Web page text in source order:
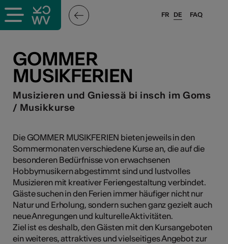
FAQ
FR DE
GOMMER
MUSIKFERIEN
Musizieren und Gniessä bi insch im Goms
/ Musikkurse
Die GOMMER MUSIKFERIEN bieten jeweils in den
Sommermonaten verschiedene Kurse an, die auf die
besonderen Bedürfnisse von erwachsenen
Hobbymusikern abgestimmt sind und lustvolles
Musizieren mit kreativer Feriengestaltung verbindet.
Gäste suchen in den Ferien immer häufiger nicht nur
Natur und Erholung, sondern suchen ganz gezielt auch
neue Anregungen und kulturelle Aktivitäten.
Ziel ist es deshalb, den Gästen mit den Kursangeboten
ein weiteres, attraktives und vielseitiges Angebot zur